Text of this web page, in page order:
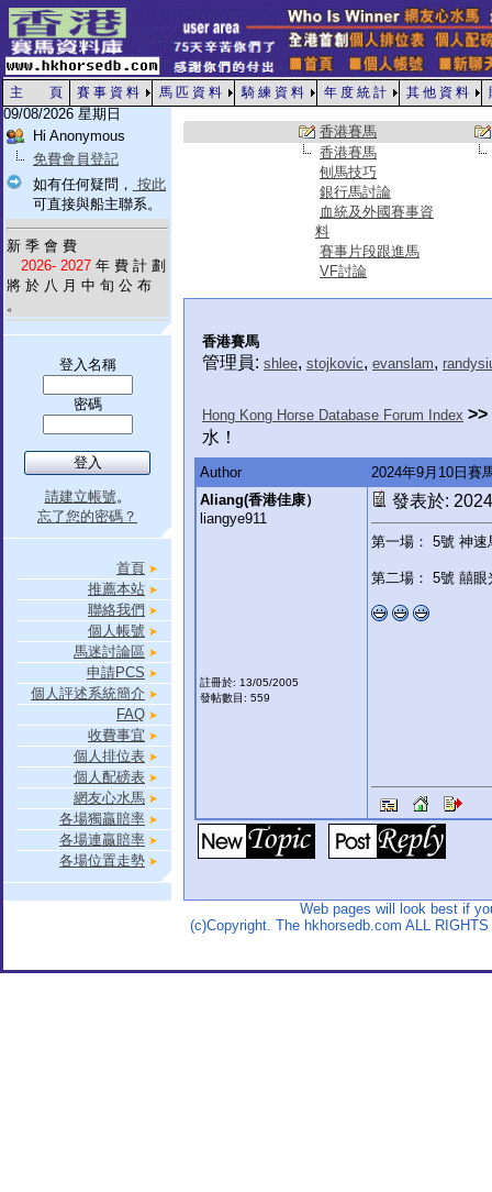
主 頁 賽 事 資 料 馬 匹 資 料 騎 練 資 料 年 度 統 計 其 他 資 料
09/08/2026 星期日
Hi Anonymous
免費會員登記
如有任何疑問， 按此
可直接與船主聯系。
新 季 會 費
2026- 2027 年 費 計 劃
將 於 八 月 中 旬 公 布
。
登入名稱
密碼
請建立帳號。
忘了您的密碼？
首頁
推薦本站
聯絡我們
個人帳號
馬迷討論區
申請PCS
個人評述系統簡介
FAQ
收費事宜
個人排位表
個人配磅表
網友心水馬
各場獨贏賠率
各場連贏賠率
各場位置走勢
香港賽馬
香港賽馬
刨馬技巧
銀行馬討論
血統及外國賽事資
料
賽事片段跟進馬
VF討論
香港賽馬
管理員: shlee, stojkovic, evanslam,
Hong Kong Horse Database Forum Index >>
水！
Author
2024年9月10日賽
Aliang(香港佳康）
liangye911
註冊於: 13/05/2005
發帖數目: 559
發表於:
第一場： 5號 神速
第二場： 5號 囍眼
Web pages will look best if
(c)Copyright. The hkhorsedb.com ALL